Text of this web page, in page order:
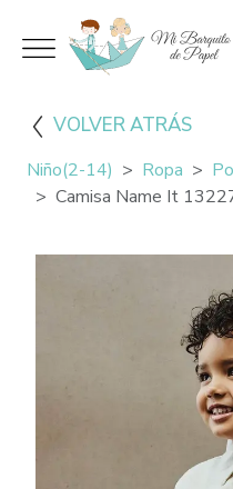
VOLVER ATRÁS
Niño(2-14) Ropa
Camisa Name It